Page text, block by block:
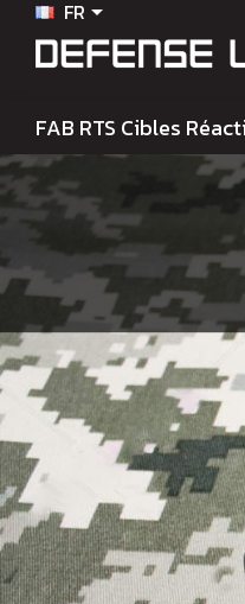
FR
FAB RTS Cibles